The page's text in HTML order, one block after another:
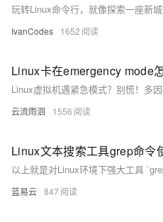
IvanCodes 1652
云流雨洄 1556
Linux文本搜索工具grep命令
蓝易云 847